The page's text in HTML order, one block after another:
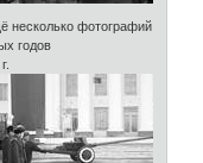
несколько фотографий
годов